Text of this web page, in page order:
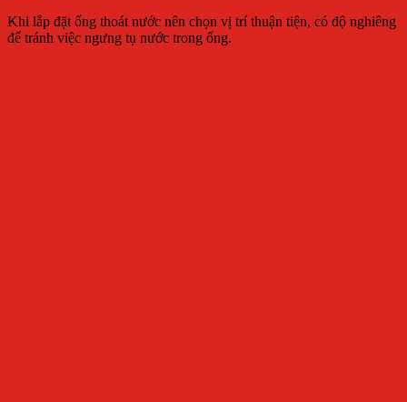
Khi lắp đặt ống thoát nước nên chọn vị trí thuận tiện, có độ nghiêng
để tránh việc ngưng tụ nước trong ống.